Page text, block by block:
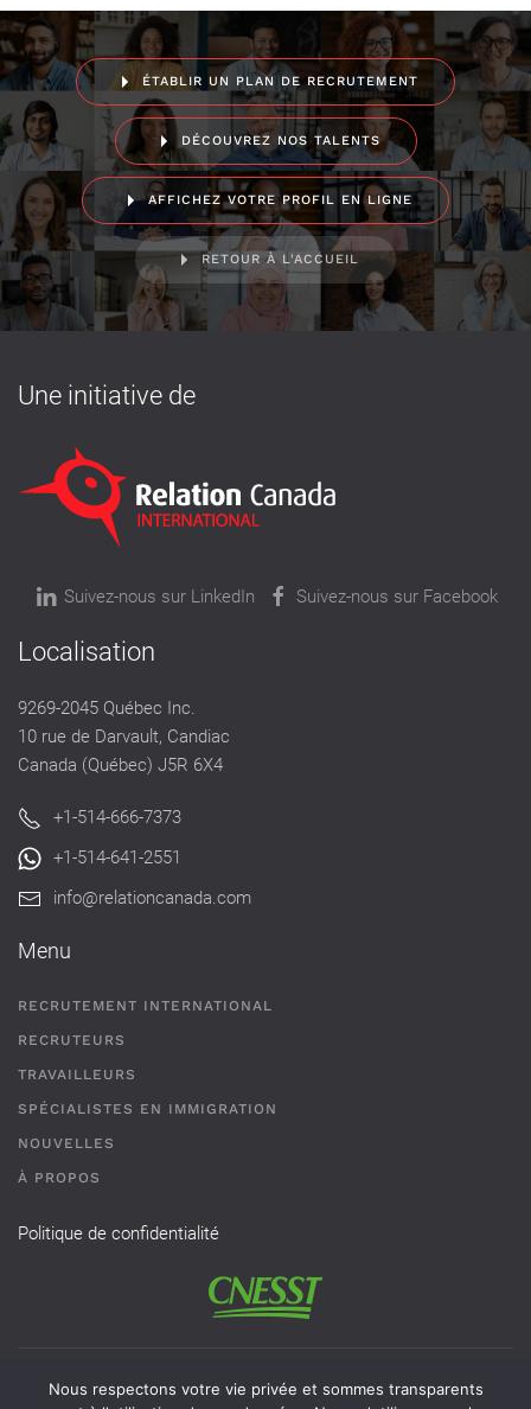
ÉTABLIR UN PLAN DE RECRUTEMENT
DÉCOUVREZ NOS TALENTS
AFFICHEZ VOTRE PROFIL EN LIGNE
RETOUR À L'ACCUEIL
Une initiative de
Suivez-nous sur LinkedIn Suivez-nous sur Facebook
Localisation
9269-2045 Québec Inc.
10 rue de Darvault, Candiac
Canada (Québec) J5R 6X4
+1-514-666-7373
+1-514-641-2551
info@relationcanada.com
Menu
RECRUTEMENT INTERNATIONAL
RECRUTEURS
TRAVAILLEURS
SPÉCIALISTES EN IMMIGRATION
NOUVELLES
À PROPOS
Politique de confidentialité
Permis de recrutement # AR-2101593 - Une agence de
Nous respectons votre vie privée et sommes transparents